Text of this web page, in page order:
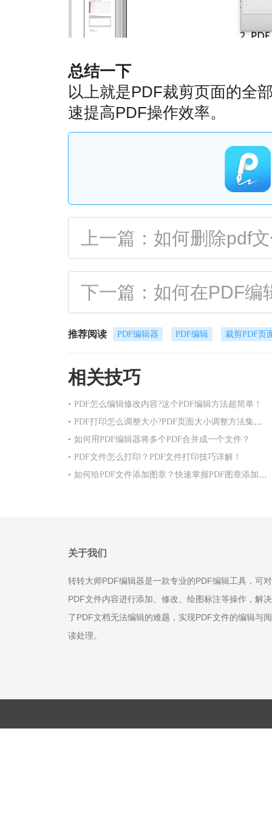
总结一下
以上就是PDF裁剪页面的全
速提高PDF操作效率。
上一篇：如何删除pdf
下一篇：如何在PDF编
推荐阅读 PDF编辑器 PDF编辑 裁剪PDF页
相关技巧
• PDF怎么编辑修改内容?这个PDF编辑方法超简单！
• PDF打印怎么调整大小?PDF页面大小调整方法集合！
• 如何用PDF编辑器将多个PDF合并成一个文件？
• PDF文件怎么打印？PDF文件打印技巧详解！
• 如何给PDF文件添加图章？快速掌握PDF图章添加方法！
关于我们
转转大师PDF编辑器是一款专业的PDF编辑工具，可对
PDF文件内容进行添加、修改、绘图标注等操作，解决
了PDF文档无法编辑的难题，实现PDF文件的编辑与阅
读处理。